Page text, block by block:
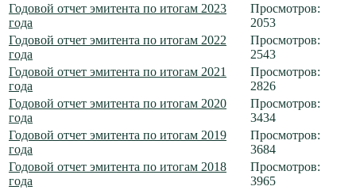
Годовой отчет эмитента по итогам 2023
года
Просмотров:
2053
Годовой отчет эмитента по итогам 2022
года
Просмотров:
2543
Годовой отчет эмитента по итогам 2021
года
Просмотров:
2826
Годовой отчет эмитента по итогам 2020
года
Просмотров:
3434
Годовой отчет эмитента по итогам 2019
года
Просмотров:
3684
Годовой отчет эмитента по итогам 2018
года
Просмотров:
3965